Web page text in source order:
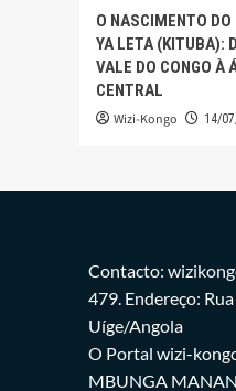
O NASCIMENTO DO
YA LETA (KITUBA):
VALE DO CONGO À
CENTRAL
Wizi-Kongo 14/
Contacto:
479. Endereço:
Uíge/Angola
O Portal wizi-
MBUNGA